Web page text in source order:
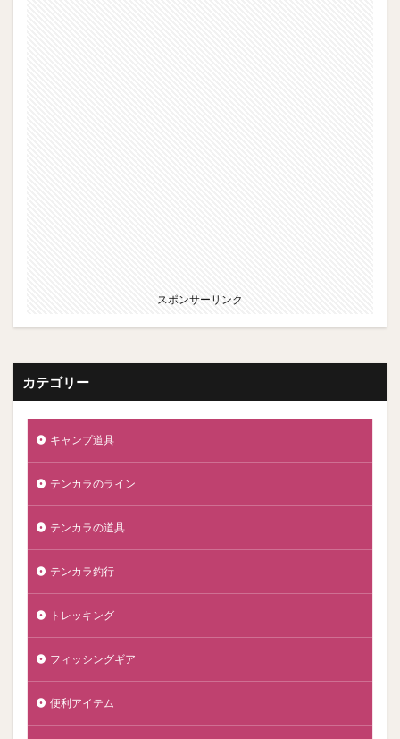
スポンサーリンク
カテゴリー
キャンプ道具
テンカラのライン
テンカラの道具
テンカラ釣行
トレッキング
フィッシングギア
便利アイテム